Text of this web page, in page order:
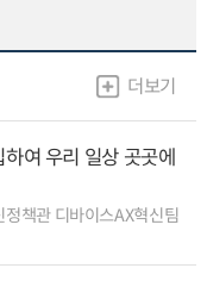
더보기
여 우리 일상 곳곳에
책관 디바이스AX혁신팀